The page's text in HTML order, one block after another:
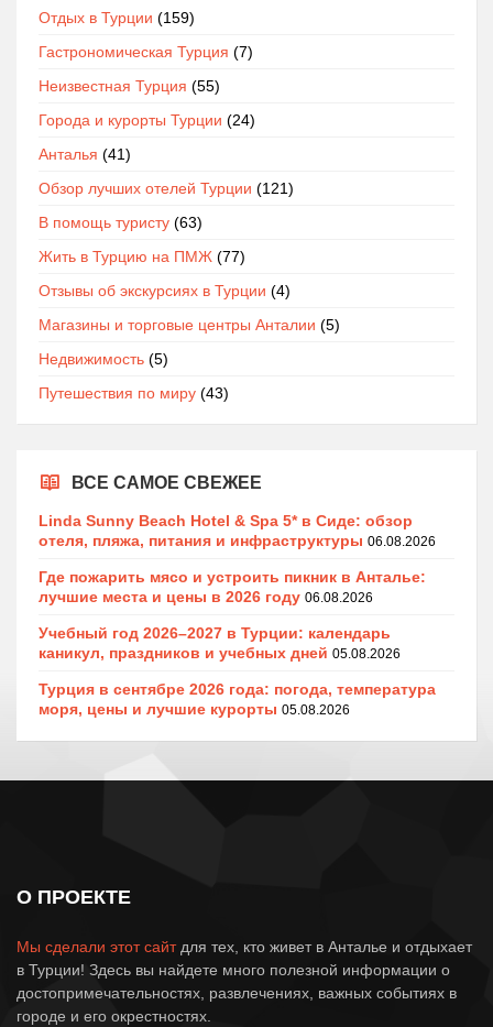
Отдых в Турции (159)
Гастрономическая Турция (7)
Неизвестная Турция (55)
Города и курорты Турции (24)
Анталья (41)
Обзор лучших отелей Турции (121)
В помощь туристу (63)
Жить в Турцию на ПМЖ (77)
Отзывы об экскурсиях в Турции (4)
Магазины и торговые центры Анталии (5)
Недвижимость (5)
Путешествия по миру (43)
ВСЕ САМОЕ СВЕЖЕЕ
Linda Sunny Beach Hotel & Spa 5* в Сиде: обзор
отеля, пляжа, питания и инфраструктуры 06.08.2026
Где пожарить мясо и устроить пикник в Анталье:
лучшие места и цены в 2026 году 06.08.2026
Учебный год 2026–2027 в Турции: календарь
каникул, праздников и учебных дней 05.08.2026
Турция в сентябре 2026 года: погода, температура
моря, цены и лучшие курорты 05.08.2026
О ПРОЕКТЕ
Мы сделали этот сайтдля тех, кто живет в Анталье и отдыхает
в Турции! Здесь вы найдете много полезной информации о
достопримечательностях, развлечениях, важных событиях в
городе и его окрестностях.